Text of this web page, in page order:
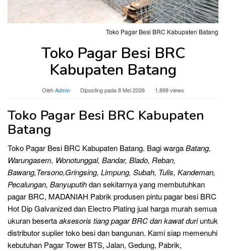
Toko Pagar Besi BRC Kabupaten Batang
Toko Pagar Besi BRC
Kabupaten Batang
OlehAdmin Diposting pada8 Mei 2026 1,899 views
Toko Pagar Besi BRC Kabupaten
Batang
Toko Pagar Besi BRC Kabupaten Batang. Bagi wargaBatang,
Warungasem, Wonotunggal, Bandar, Blado, Reban,
Bawang,Tersono,Gringsing, Limpung, Subah, Tulis, Kandeman,
Pecalungan, Banyuputihdan sekitarnya yang membutuhkan
pagar BRC, MADANIAH Pabrik produsen pintu pagar besi BRC
Hot Dip Galvanized dan Electro Plating jual harga murah semua
ukuran besertaaksesoris tiang pagar BRC dan kawat duriuntuk
distributor suplier toko besi dan bangunan. Kami siap memenuhi
kebutuhan Pagar Tower BTS, Jalan, Gedung, Pabrik,